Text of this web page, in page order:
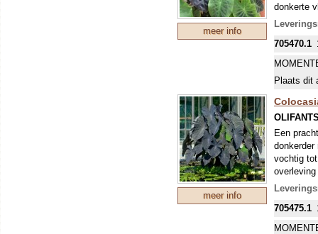
meer info
donkerte
De knol is
705470.1
Plaats dit
meer info
Een
vochtig
gegeten,
worden
vis in te
705475.1